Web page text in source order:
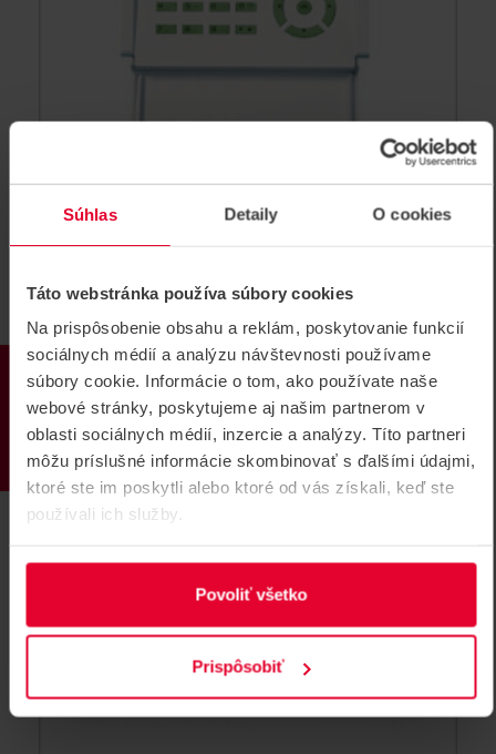
Súhlas Detaily O cookies
Táto webstránka používa súbory cookies
Na prispôsobenie obsahu a reklám, poskytovanie funkcií
sociálnych médií a analýzu návštevnosti používame
súbory cookie. Informácie o tom, ako používate naše
webové stránky, poskytujeme aj našim partnerom v
oblasti sociálnych médií, inzercie a analýzy. Títo partneri
môžu príslušné informácie skombinovať s ďalšími údajmi,
ktoré ste im poskytli alebo ktoré od vás získali, keď ste
používali ich služby.
Povoliť všetko
Prispôsobiť
PRODUKTY
SATEL INT-KLCDR-GR LCD klávesnica
INT-KLCDR-GR